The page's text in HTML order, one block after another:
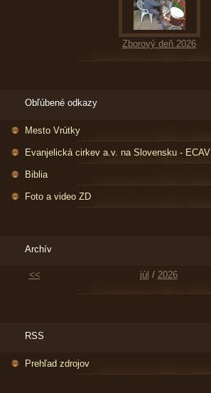
Zborový deň 2026
Obľúbené odkazy
Mesto Vrútky
Evanjelická cirkev a.v. na Slovensku - ECAV
Biblia
Foto a video ZD
Archív
<< júl / 2026
RSS
Prehľad zdrojov